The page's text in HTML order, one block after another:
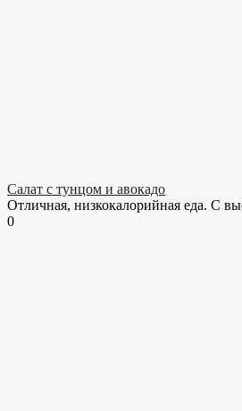
Салат с тунцом и авокадо
Отличная, низкокалорийная еда. С
0